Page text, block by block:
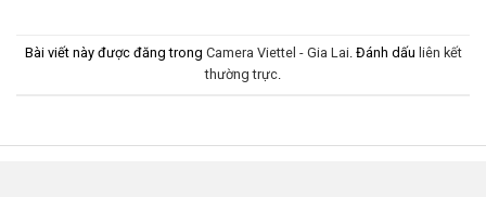
Bài viết này được đăng trong Camera Viettel - Gia Lai. Đánh dấu liên kết
thường trực.